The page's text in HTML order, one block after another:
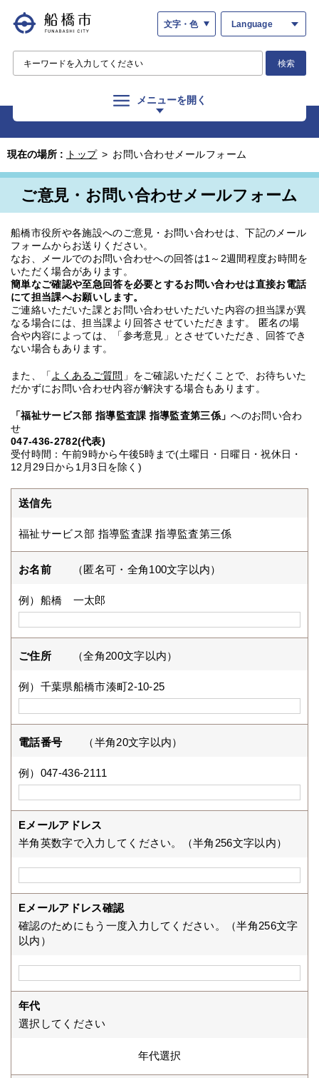
文字・色 Language
検索
メニューを開く
現在の場所 : トップ > お問い合わせメールフォーム
ご意見・お問い合わせメールフォーム
船橋市役所や各施設へのご意見・お問い合わせは、下記のメール
フォームからお送りください。
なお、メールでのお問い合わせへの回答は1～2週間程度お時間を
いただく場合があります。
簡単なご確認や至急回答を必要とするお問い合わせは直接お電話
にて担当課へお願いします。
ご連絡いただいた課とお問い合わせいただいた内容の担当課が異
なる場合には、担当課より回答させていただきます。 匿名の場
合や内容によっては、「参考意見」とさせていただき、回答でき
ない場合もあります。
また、「 よくあるご質問 」をご確認いただくことで、お待ちいた
だかずにお問い合わせ内容が解決する場合もあります。
「福祉サービス部 指導監査課 指導監査第三係」へのお問い合わ
せ
047-436-2782(代表)
受付時間：午前9時から午後5時まで(土曜日・日曜日・祝休日・
12月29日から1月3日を除く)
送信先
福祉サービス部 指導監査課 指導監査第三係
お名前 （匿名可・全角100文字以内）
例）船橋 一太郎
ご住所 （全角200文字以内）
例）千葉県船橋市湊町2-10-25
電話番号 （半角20文字以内）
例）047-436-2111
Eメールアドレス
半角英数字で入力してください。（半角256文字以内）
Eメールアドレス確認
確認のためにもう一度入力してください。（半角256文字
以内）
年代
選択してください